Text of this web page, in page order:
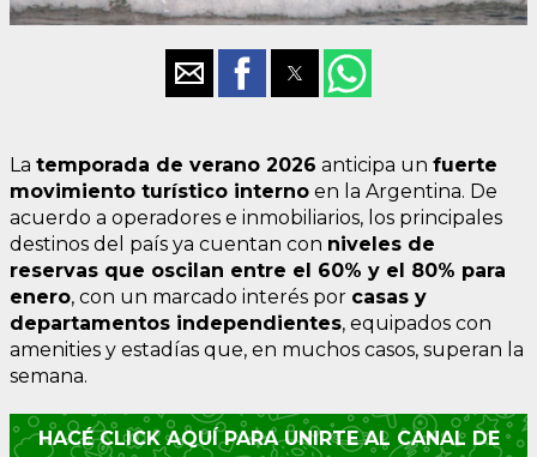
La temporada de verano 2026 anticipa un fuerte
movimiento turístico interno en la Argentina. De
acuerdo a operadores e inmobiliarios, los principales
destinos del país ya cuentan con niveles de
reservas que oscilan entre el 60% y el 80% para
enero, con un marcado interés por casas y
departamentos independientes, equipados con
amenities y estadías que, en muchos casos, superan la
semana.
HACÉ CLICK AQUÍ PARA UNIRTE AL CANAL DE